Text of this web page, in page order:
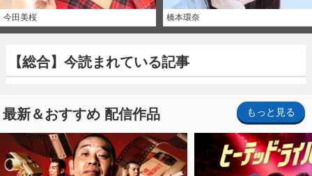
今田美桜 橋本環奈
【総合】今読まれている記事
最新＆おすすめ 配信作品 もっと見る